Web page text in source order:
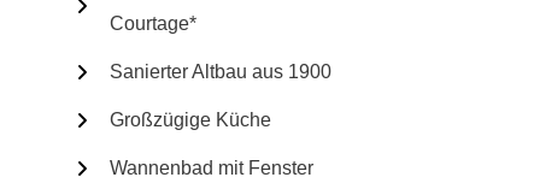
Courtage*
Sanierter Altbau aus 1900
Großzügige Küche
Wannenbad mit Fenster